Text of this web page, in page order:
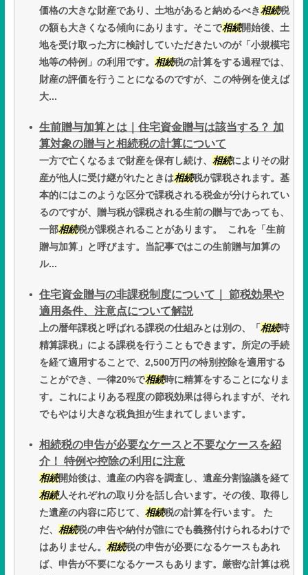
価格の大きな財産であり、土地があると納めるべき相続税
の額も大きくなる傾向にあります。そこで相続開始後、土
地を受け取った方に検討していただきたいのが「小規模宅
地等の特例」の利用です。 相続税の計算をする過程では、
財産の評価を行うことになるのですが、この特例を使えば
大...
生前贈与加算とは｜住宅資金贈与は該当する？ 加
算対象の贈与と相続税の計算について
一方で亡くなるまで財産を保有し続け、 相続によりその財
産が他人に受け継がれたときは相続税が課税されます。基
本的にはこのような区分で課税される税金が分けられてい
るのですが、贈与税が課税される生前の贈与であっても、
一部相続税が課税されることがあります。 これを「生前
贈与加算」と呼びます。当記事ではこの生前贈与加算の
ル...
住宅資金贈与の非課税制度について｜ 節税効果や
適用条件、注意点について解説
上の暦年課税と呼ばれる課税の仕組みとは別の、「 相続時
精算課税」による課税を行うこともできます。所定の手続
を経て適用することで、2,500万円の特別控除を適用する
ことができ、一律20%で相続時に精算をすることになりま
す。これによりある程度の節税効果は得られますが、それ
でもやはり大きな税負担が生まれてしまいます。
相続税の申告が必要なケースと不要なケースを紹
介！ 特例や控除の利用に注意
相続開始後は、遺産の内容を調査し、遺産分割協議を経て
相続人それぞれの取り分を話し合います。その後、取得し
た遺産の内容に応じて、 相続税の計算を行います。 た
だ、 相続税の申告や納付が誰にでも義務付けられるわけで
はありません。 相続税の申告が必要になるケースもあれ
ば、申告が不要になるケースもあります。厳密な計算は税